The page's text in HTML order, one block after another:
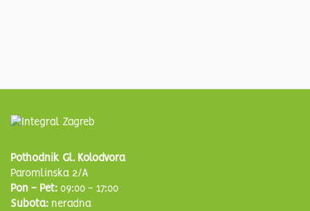
Pothodnik Gl. Kolodvora
Paromlinska 2/A
Pon - Pet: 09:00 - 17:00
Subota: neradna